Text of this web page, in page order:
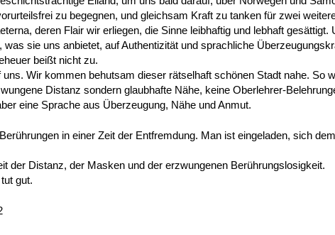
zu begegnen, und gleichsam Kraft zu tanken für zwei
deren Flair wir erliegen, die Sinne leibhaftig und lebhaft gesättigt.
was sie uns anbietet, auf Authentizität und sprachliche
beißt nicht zu.
Wir kommen behutsam dieser rätselhaft schönen Stadt nahe. So
Distanz sondern glaubhafte Nähe, keine Oberlehrer-
eine Sprache aus Überzeugung, Nähe und Anmut.
in einer Zeit der Entfremdung. Man ist eingeladen, sich
der Distanz, der Masken und der erzwungenen Berührungslosigkeit.
gut.